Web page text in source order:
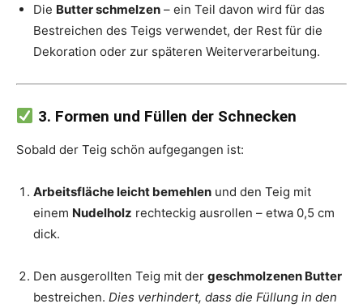
Die Butter schmelzen – ein Teil davon wird für das
Bestreichen des Teigs verwendet, der Rest für die
Dekoration oder zur späteren Weiterverarbeitung.
3. Formen und Füllen der Schnecken
Sobald der Teig schön aufgegangen ist:
Arbeitsfläche leicht bemehlen und den Teig mit
einem Nudelholz rechteckig ausrollen – etwa 0,5 cm
dick.
Den ausgerollten Teig mit der geschmolzenen Butter
bestreichen. Dies verhindert, dass die Füllung in den